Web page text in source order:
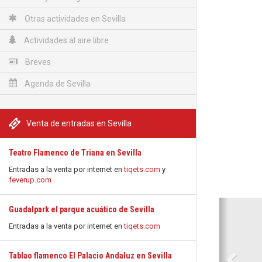
Otras actividades en Sevilla
Actividades al aire libre
Breves
Agenda de Sevilla
Venta de entradas en Sevilla
Teatro Flamenco de Triana en Sevilla
Entradas a la venta por internet entiqets.com y
feverup.com
Guadalpark el parque acuático de Sevilla
Entradas a la venta por internet entiqets.com
Tablao flamenco El Palacio Andaluz en Sevilla